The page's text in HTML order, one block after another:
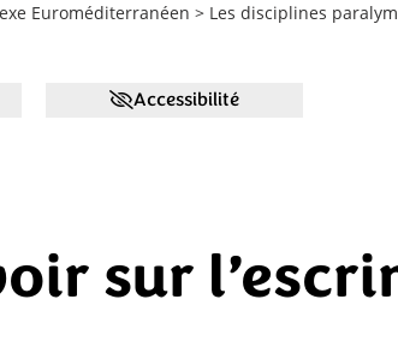
Euroméditerranéen > Les disciplines
Accessibilité
sur